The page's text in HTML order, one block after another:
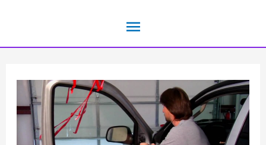
المحتوى
القائمة
الرئيسية